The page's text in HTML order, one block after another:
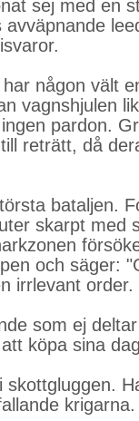
sej med en
någon vält
vagnshjulen
pardon.
reträtt, då
bataljen.
skarpt med
och säger:
irrlevant order.
som ej
köpa sina
krigarna.